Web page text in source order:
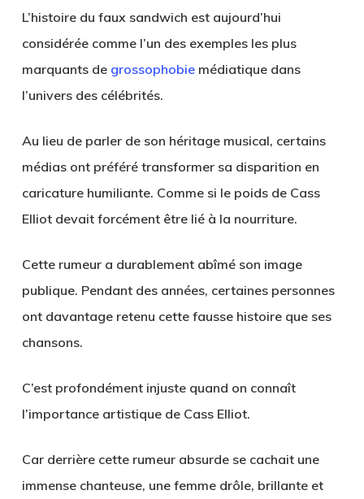
L’histoire du faux sandwich est aujourd’hui
considérée comme l’un des exemples les plus
marquants de grossophobiemédiatique dans
l’univers des célébrités.
Au lieu de parler de son héritage musical, certains
médias ont préféré transformer sa disparition en
caricature humiliante. Comme si le poids de Cass
Elliot devait forcément être lié à la nourriture.
Cette rumeur a durablement abîmé son image
publique. Pendant des années, certaines personnes
ont davantage retenu cette fausse histoire que ses
chansons.
C’est profondément injuste quand on connaît
l’importance artistique de Cass Elliot.
Car derrière cette rumeur absurde se cachait une
immense chanteuse, une femme drôle, brillante et